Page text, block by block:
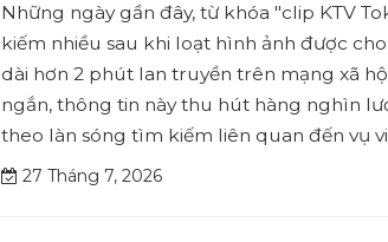
Những ngày gần đây, từ khóa "clip KTV
kiếm nhiều sau khi loạt hình ảnh được
dài hơn 2 phút lan truyền trên mạng xã
ngắn, thông tin này thu hút hàng nghìn
theo làn sóng tìm kiếm liên quan đến vụ
27 Tháng 7, 2026